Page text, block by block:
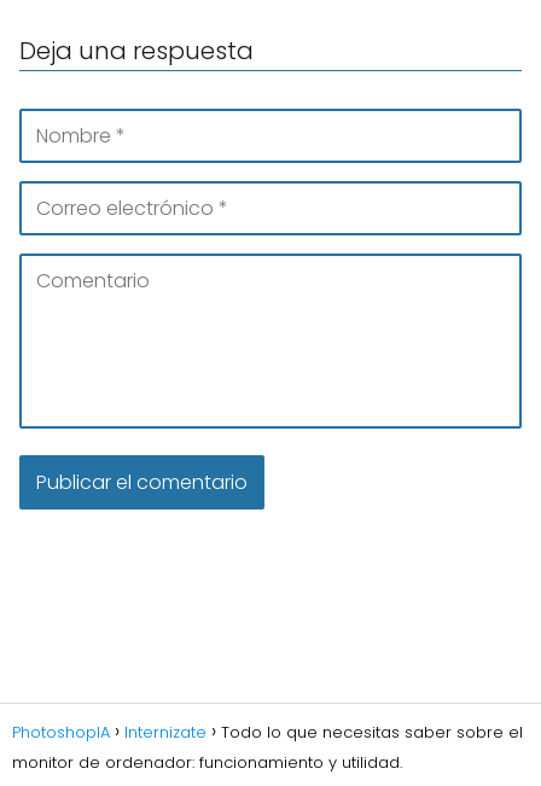
Deja una respuesta
PhotoshopIA Internizate
Todo lo que necesitas saber sobre el
monitor de ordenador: funcionamiento y utilidad.